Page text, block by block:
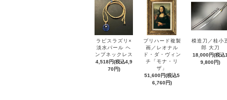
ラピスラズリ×
淡水パール ヘ
ンプネックレス
4,518円(税込4,9
70円)
プリハード複製
画／レオナル
ド・ダ・ヴィン
チ「モナ・リ
ザ」
51,600円(税込5
6,760円)
模造刀／桂小
郎 大刀
18,000円(税込1
9,800円)